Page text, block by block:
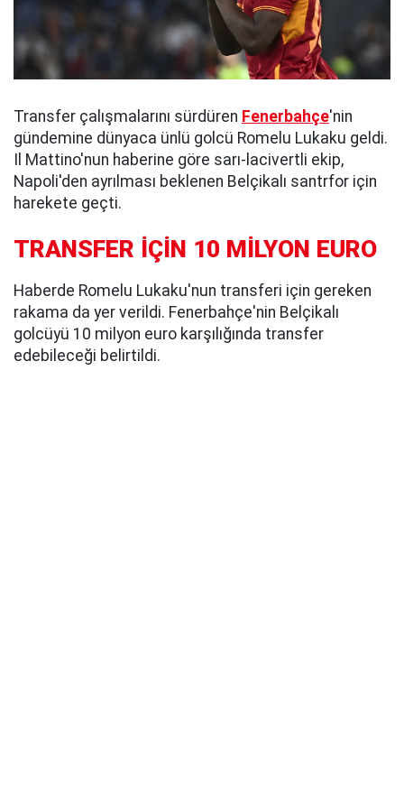
Transfer çalışmalarını sürdüren Fenerbahçe'nin
gündemine dünyaca ünlü golcü Romelu Lukaku geldi.
Il Mattino'nun haberine göre sarı-lacivertli ekip,
Napoli'den ayrılması beklenen Belçikalı santrfor için
harekete geçti.
TRANSFER İÇİN 10 MİLYON EURO
Haberde Romelu Lukaku'nun transferi için gereken
rakama da yer verildi. Fenerbahçe'nin Belçikalı
golcüyü 10 milyon euro karşılığında transfer
edebileceği belirtildi.